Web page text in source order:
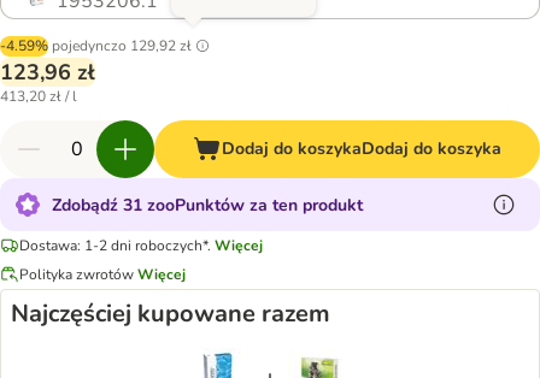
-4.59% pojedynczo 129,92 zł
123,96 zł
413,20 zł / l
Dodaj do koszykaDodaj do koszyka
Zdobądź 31 zooPunktów za ten produkt
Dostawa: 1-2 dni roboczych*. Więcej
Polityka zwrotówWięcej
Najczęściej kupowane razem